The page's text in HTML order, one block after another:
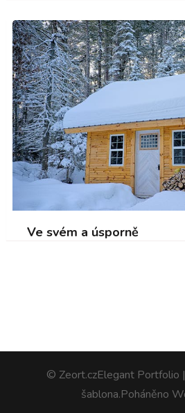
Ve svém a úsporně
© Zeort.czElegant Portfolio
šablona.Poháněno